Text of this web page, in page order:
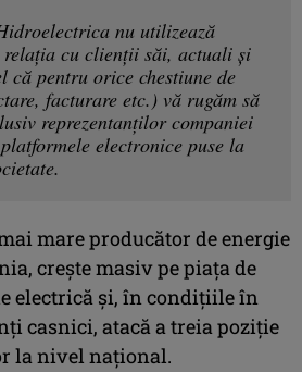
nu utilizează
cu clienții săi, actuali și
că pentru orice chestiune de
facturare etc.) vă rugăm să
reprezentanților companiei
electronice puse la
mare producător de energie
crește masiv pe piața de
electrică și, în condițiile în
casnici, atacă a treia poziție
la nivel național.